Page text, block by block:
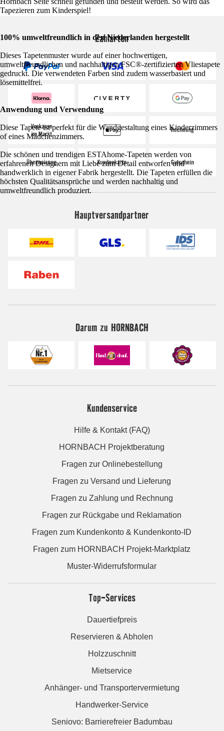
Tapezieren zum Kinderspiel!
100% umweltfreundlich in den Niederlanden hergestellt
Dieses Tapetenmuster wurde auf einer hochwertigen,
umweltfreundlichen und nachhaltigen FSC®-zertifizierten Vliestapete
gedruckt. Die verwendeten Farben sind zudem wasserbasiert und
lösemittelfrei.
Anwendung und Verwendung
Diese Tapete ist perfekt für die Wandgestaltung eines Kinderzimmers
of eines Mädchenzimmers.
Die schönen und trendigen ESTAhome-Tapeten werden von
erfahrenen Designern mit Liebe zum Detail entworfen und
handwerklich in eigener Fabrik hergestellt. Die Tapeten erfüllen die
höchsten Qualitätsansprüche und werden nachhaltig und
umweltfreundlich produziert.
Zahlarten
Hauptversandpartner
Darum zu HORNBACH
Kundenservice
Hilfe & Kontakt (FAQ)
HORNBACH Projektberatung
Fragen zur Onlinebestellung
Fragen zu Versand und Lieferung
Fragen zu Zahlung und Rechnung
Fragen zur Rückgabe und Reklamation
Fragen zum Kundenkonto & Kundenkonto-ID
Fragen zum HORNBACH Projekt-Marktplatz
Muster-Widerrufsformular
Top-Services
Dauertiefpreis
Reservieren & Abholen
Holzzuschnitt
Mietservice
Anhänger- und Transportervermietung
Handwerker-Service
Seniovo: Barrierefreier Badumbau